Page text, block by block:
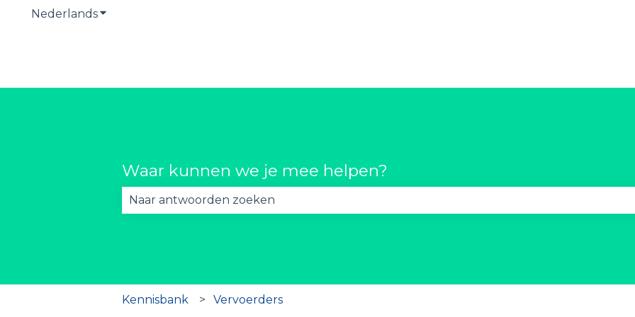
NederlandsSubmenu tonen voor vertalingen
Waar kunnen we je mee helpen?
Kennisbank Vervoerders